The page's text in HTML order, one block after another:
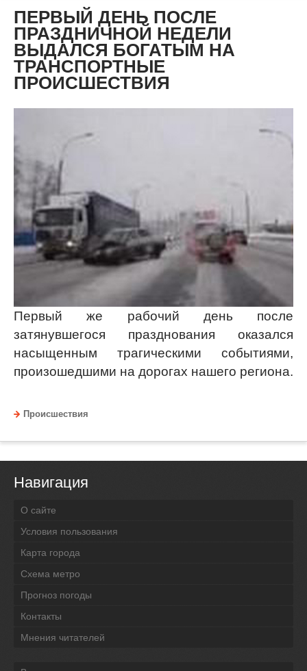
ПЕРВЫЙ ДЕНЬ ПОСЛЕ
ПРАЗДНИЧНОЙ НЕДЕЛИ
ВЫДАЛСЯ БОГАТЫМ НА
ТРАНСПОРТНЫЕ
ПРОИСШЕСТВИЯ
Первый же рабочий день после
затянувшегося празднования оказался
насыщенным трагическими событиями,
произошедшими на дорогах нашего региона.
Происшествия
Навигация
О сайте
Условия пользования
Карта города
Схема метро
Прогноз погоды
Контакты
Мнения читателей